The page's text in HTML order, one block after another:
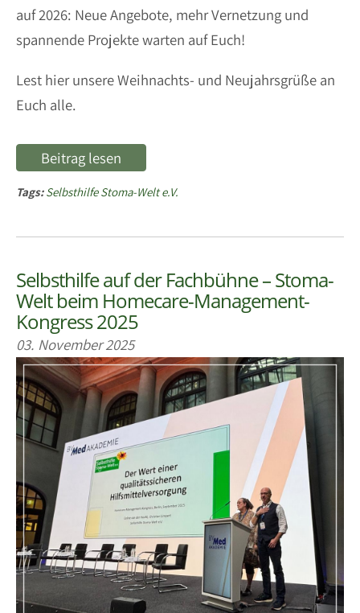
auf 2026: Neue Angebote, mehr Vernetzung und
spannende Projekte warten auf Euch!
Lest hier unsere Weihnachts- und Neujahrsgrüße an
Euch alle.
Beitrag lesen
Tags:Selbsthilfe Stoma-Welt e.V.
Selbsthilfe auf der Fachbühne – Stoma-
Welt beim Homecare-Management-
Kongress 2025
03. November 2025